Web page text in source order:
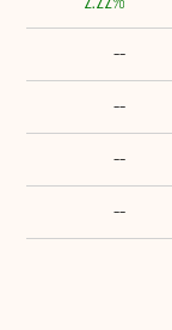
--
--
--
--